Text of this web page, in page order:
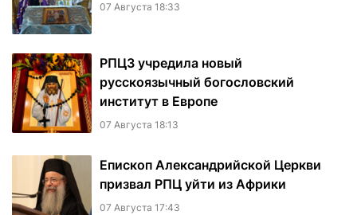
07 Августа 18:33
РПЦЗ учредила новый
русскоязычный богословский
институт в Европе
07 Августа 18:13
Епископ Александрийской Церкви
призвал РПЦ уйти из Африки
07 Августа 17:43